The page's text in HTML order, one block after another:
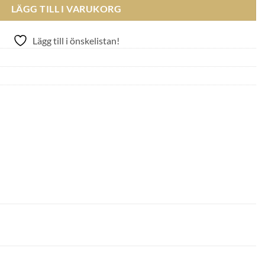
LÄGG TILL I VARUKORG
Lägg till i önskelistan!